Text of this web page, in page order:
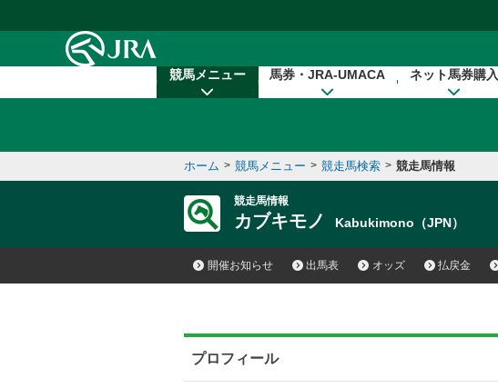
競馬メニュー 馬券・JRA-UMACA ネット馬券購入
ホーム > 競馬メニュー > 競走馬検索 > 競走馬情報
競走馬情報
カブキモノ Kabukimono（JPN）
開催お知らせ 出馬表 オッズ 払戻金
プロフィール